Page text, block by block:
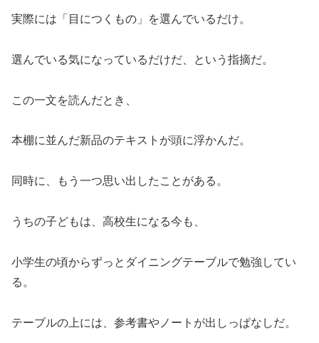
実際には「目につくもの」を選んでいるだけ。
選んでいる気になっているだけだ、という指摘だ。
この一文を読んだとき、
本棚に並んだ新品のテキストが頭に浮かんだ。
同時に、もう一つ思い出したことがある。
うちの子どもは、高校生になる今も、
小学生の頃からずっとダイニングテーブルで勉強してい
る。
テーブルの上には、参考書やノートが出しっぱなしだ。